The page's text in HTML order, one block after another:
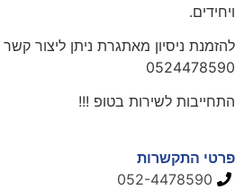
ויחידים.
להזמנת ניסיון מאתגרת ניתן ליצור
0524478590
התחייבות לשירות בטופ !!!
פרטי התקשרות
052-4478590